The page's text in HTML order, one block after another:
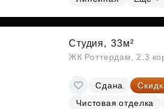
Студия, 33м²
ЖК Роттердам, 2.3
Сдана
Чистовая отделка